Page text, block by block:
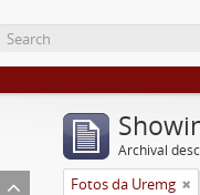
Archival
Fotos da Uremg